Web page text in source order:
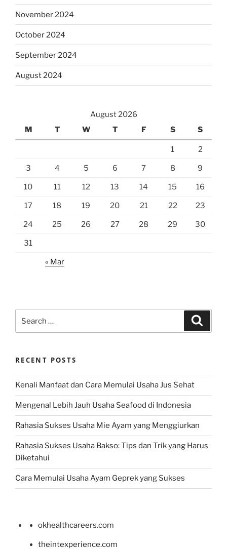
November 2024
October 2024
September 2024
August 2024
August 2026
M
T W T F S S
1 2
3 4 5 6 7 8 9
10 11 12 13 14 15 16
17 18 19 20 21 22 23
24 25 26 27 28 29 30
31
« Mar
for:
RECENT POSTS
Kenali Manfaat dan Cara Memulai Usaha Jus Sehat
Mengenal Lebih Jauh Usaha Seafood di Indonesia
Rahasia Sukses Usaha Mie Ayam yang Menggiurkan
Rahasia Sukses Usaha Bakso: Tips dan Trik yang Harus
Diketahui
Cara Memulai Usaha Ayam Geprek yang Sukses
okhealthcareers.com
theintexperience.com